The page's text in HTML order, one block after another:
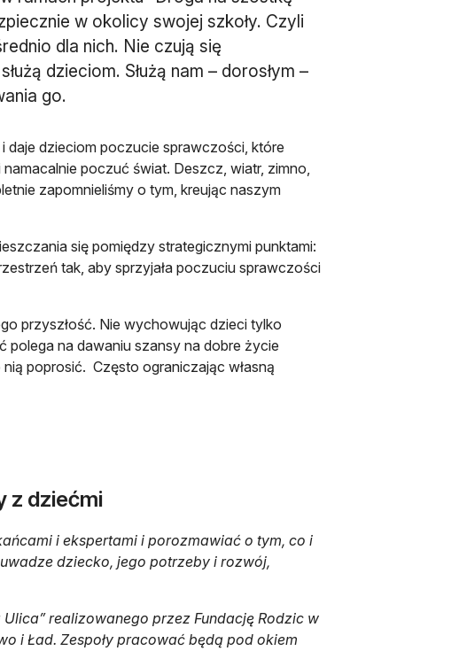
w okolicy swojej szkoły. Czyli
dla nich. Nie czują się
dzieciom. Służą nam – dorosłym –
go.
daje dzieciom poczucie sprawczości, które
poczuć świat. Deszcz, wiatr, zimno,
zapomnieliśmy o tym, kreując naszym
się pomiędzy strategicznymi punktami:
tak, aby sprzyjała poczuciu sprawczości
przyszłość. Nie wychowując dzieci tylko
polega na dawaniu szansy na dobre życie
poprosić. Często ograniczając własną
z dziećmi
i ekspertami i porozmawiać o tym, co i
dziecko, jego potrzeby i rozwój,
realizowanego przez Fundację Rodzic w
i Ład. Zespoły pracować będą pod okiem